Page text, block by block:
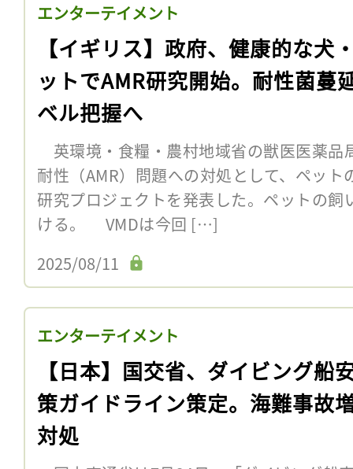
エンターテイメント
【イギリス】政府、健康的な犬
ットでAMR研究開始。耐性菌蔓
ベル把握へ
英環境・食糧・農村地域省の獣医医薬品
耐性（AMR）問題への対処として、ペッ
研究プロジェクトを発表した。ペットの
ける。 VMDは今回 […]
2025/08/11
エンターテイメント
【日本】国交省、ダイビング船
策ガイドライン策定。海難事故
対処